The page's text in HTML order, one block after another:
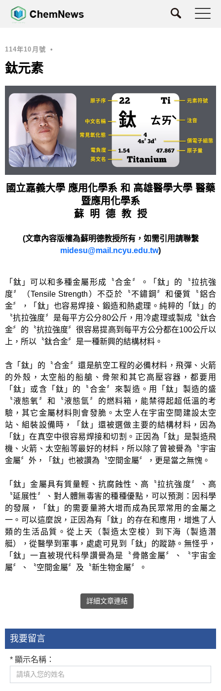
114年10月號 •
鈦元素
國立嘉義大學 應用化學系 和 高雄醫學大學 醫藥
暨應用化學系
蘇 明 德 教 授
(文章內容版權為蘇明德教授所有，如需引用請聯繫
midesu@mail.ncyu.edu.tw)
「鈦」可以和多種金屬形成〝合金〞。「鈦」的〝拉抗強
度〞（Tensile Strength）不亞於〝不鏽鋼〞和優質〝鋁合
金〞，「鈦」也容易焊接、鍛造和熱處理。純粹的「鈦」的
〝抗拉強度〞是每平方公分80公斤，用冷處理或製成〝鈦合
金〞的〝抗拉強度〞很容易提高到每平方公分都在100公斤以
上，所以〝鈦合金〞是一種新興的結構材料。
含「鈦」的〝合金〞還是航空工程的必備材料，飛彈、火箭
的外殼，太空船的船艙、骨架和其它高壓容器，都要用
「鈦」或含「鈦」的〝合金〞來製造。用「鈦」製造的盛
〝液態氧〞和〝液態氫〞的燃料箱，能禁得起超低溫的考
驗，其它金屬材料則會發脆。太空人在宇宙空間建設太空
站、組裝設備時，「鈦」還被選做主要的結構材料，因為
「鈦」在真空中很容易焊接和切割。正因為「鈦」是製造飛
機、火箭、太空船等最好的材料，所以除了曾被譽為〝宇宙
金屬〞外，「鈦」也被讚為〝空間金屬〞，更是當之無愧。
「鈦」金屬具有質量輕、抗腐蝕性、高〝拉抗強度〞、高
〝延展性〞、對人體無毒害的種種優點，可以預測：因科學
的發展，「鈦」的需要量將大增而成為民眾常用的金屬之
一。可以這麼說，正因為有「鈦」的存在和應用，增進了人
類的生活品質。從上天（製造太空梭）到下海（製造潛
艇），從醫學到軍事，處處可見到「鈦」的蹤跡。無怪乎，
「鈦」一直被現代科學讚譽為是〝骨骼金屬〞、〝宇宙金
屬〞、〝空間金屬〞及〝新生物金屬〞。
詳細文章連結
我要留言
* 顯示名稱：